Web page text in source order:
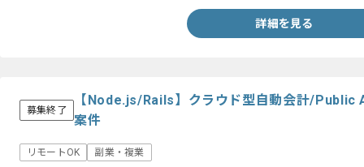
・システムメンテナンスの実務経験
・Reduxの実務経験
・Swaggerの実務経験
・API開発の実務経験
・Gitを用いたスクラム開発の実務経験
詳細を見る
募集終了
【Node.js/Rails】クラウド型自動会計/Public
案件
リモートOK 副業・複業